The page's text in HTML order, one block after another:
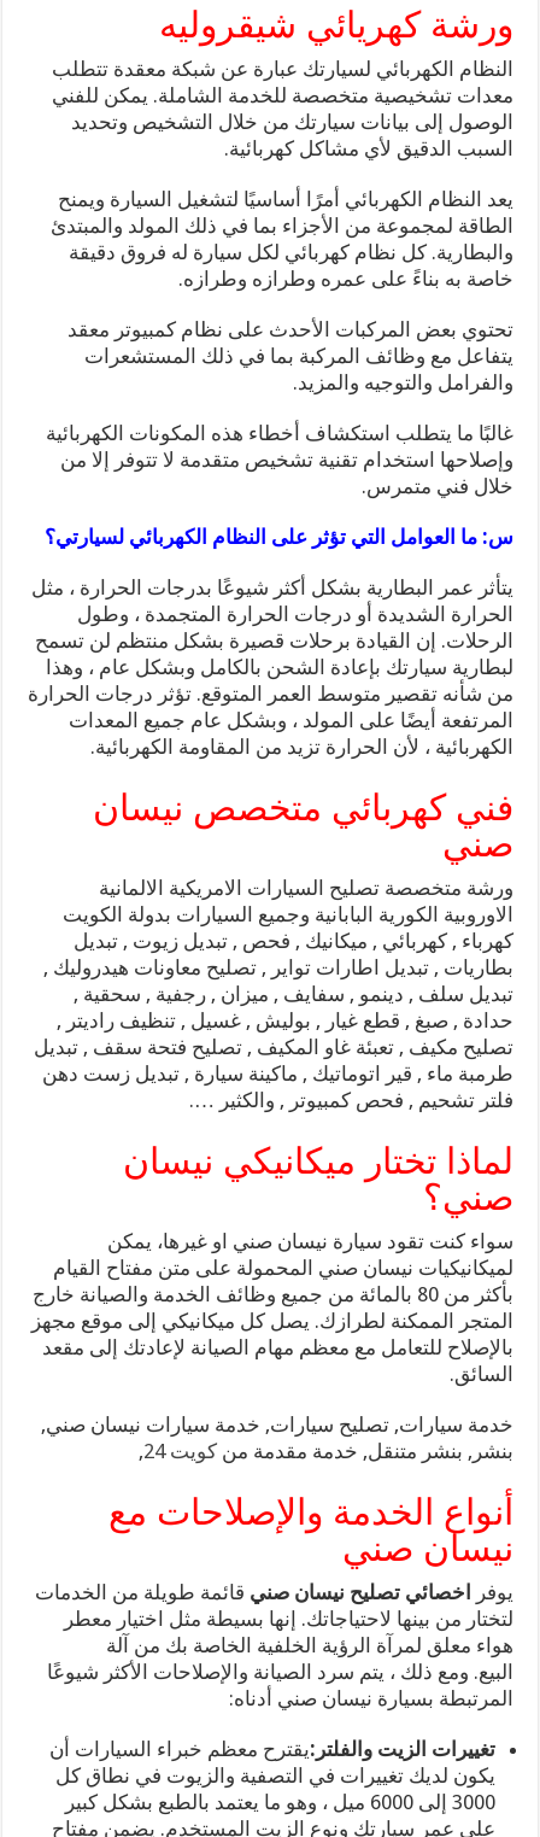
ورشة كهريائي شيقروليه
النظام الكهربائي لسيارتك عبارة عن شبكة معقدة تتطلب
معدات تشخيصية متخصصة للخدمة الشاملة. يمكن للفني
الوصول إلى بيانات سيارتك من خلال التشخيص وتحديد
السبب الدقيق لأي مشاكل كهربائية.
يعد النظام الكهربائي أمرًا أساسيًا لتشغيل السيارة ويمنح
الطاقة لمجموعة من الأجزاء بما في ذلك المولد والمبتدئ
والبطارية. كل نظام كهربائي لكل سيارة له فروق دقيقة
خاصة به بناءً على عمره وطرازه وطرازه.
تحتوي بعض المركبات الأحدث على نظام كمبيوتر معقد
يتفاعل مع وظائف المركبة بما في ذلك المستشعرات
والفرامل والتوجيه والمزيد.
غالبًا ما يتطلب استكشاف أخطاء هذه المكونات الكهربائية
وإصلاحها استخدام تقنية تشخيص متقدمة لا تتوفر إلا من
خلال فني متمرس.
س: ما العوامل التي تؤثر على النظام الكهربائي لسيارتي؟
يتأثر عمر البطارية بشكل أكثر شيوعًا بدرجات الحرارة ، مثل
الحرارة الشديدة أو درجات الحرارة المتجمدة ، وطول
الرحلات. إن القيادة برحلات قصيرة بشكل منتظم لن تسمح
لبطارية سيارتك بإعادة الشحن بالكامل وبشكل عام ، وهذا
من شأنه تقصير متوسط ​​العمر المتوقع. تؤثر درجات الحرارة
المرتفعة أيضًا على المولد ، وبشكل عام جميع المعدات
الكهربائية ، لأن الحرارة تزيد من المقاومة الكهربائية.
فني كهربائي متخصص نيسان
صني
ورشة متخصصة تصليح السيارات الامريكية الالمانية
الاوروبية الكورية البابانية وجميع السيارات بدولة الكويت
كهرباء , كهربائي , ميكانيك , فحص , تبديل زيوت , تبديل
بطاريات , تبديل اطارات تواير , تصليح معاونات هيدروليك ,
تبديل سلف , دينمو , سفايف , ميزان , رجفية , سحقية ,
حدادة , صبغ , قطع غيار , بوليش , غسيل , تنظيف راديتر ,
تصليح مكيف , تعبئة غاو المكيف , تصليح فتحة سقف , تبديل
طرمبة ماء , قير اتوماتيك , ماكينة سيارة , تبديل زست دهن
فلتر تشحيم , فحص كمبيوتر , والكثير ….
لماذا تختار ميكانيكي نيسان
صني؟
سواء كنت تقود سيارة نيسان صني او غيرها، يمكن
لميكانيكيات نيسان صني المحمولة على متن مفتاح القيام
بأكثر من 80 بالمائة من جميع وظائف الخدمة والصيانة خارج
المتجر الممكنة لطرازك. يصل كل ميكانيكي إلى موقع مجهز
بالإصلاح للتعامل مع معظم مهام الصيانة لإعادتك إلى مقعد
السائق.
خدمة سيارات, تصليح سيارات, خدمة سيارات نيسان صني,
بنشر, بنشر متنقل, خدمة مقدمة منكويت 24 ,
أنواع الخدمة والإصلاحات مع
نيسان صني
يوفر اخصائي تصليح نيسان صني قائمة طويلة من الخدمات
لتختار من بينها لاحتياجاتك. إنها بسيطة مثل اختيار معطر
هواء معلق لمرآة الرؤية الخلفية الخاصة بك من آلة
البيع. ومع ذلك ، يتم سرد الصيانة والإصلاحات الأكثر شيوعًا
المرتبطة بسيارة نيسان صني أدناه:
تغييرات الزيت والفلتر:يقترح معظم خبراء السيارات أن
يكون لديك تغييرات في التصفية والزيوت في نطاق كل
3000 إلى 6000 ميل ، وهو ما يعتمد بالطبع بشكل كبير
على عمر سيارتك ونوع الزيت المستخدم. يضمن مفتاح